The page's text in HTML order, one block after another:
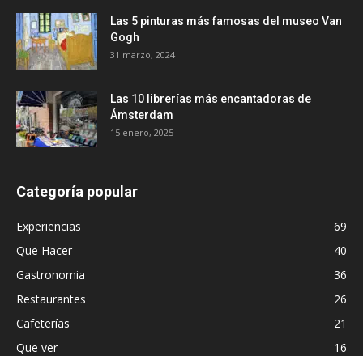
Las 5 pinturas más famosas del museo Van
Gogh
31 marzo, 2024
Las 10 librerías más encantadoras de
Ámsterdam
15 enero, 2025
Categoría popular
Experiencias
69
Que Hacer
40
Gastronomia
36
Restaurantes
26
Cafeterías
21
Que ver
16